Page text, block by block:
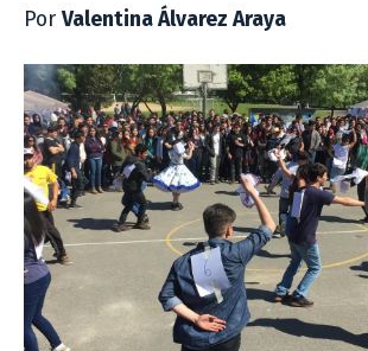
PorValentina Álvarez Araya